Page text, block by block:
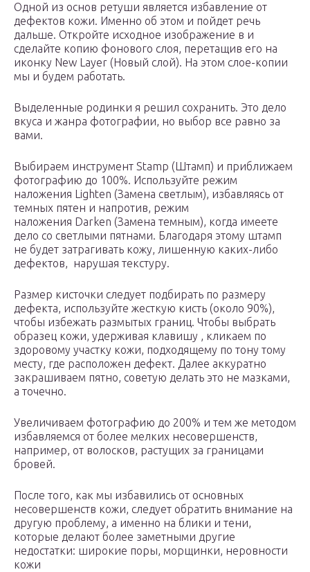
Одной из основ ретуши является избавление от
дефектов кожи. Именно об этом и пойдет речь
дальше. Откройте исходное изображение в и
сделайте копию фонового слоя, перетащив его на
иконку New Layer (Новый слой). На этом слое-копии
мы и будем работать.
Выделенные родинки я решил сохранить. Это дело
вкуса и жанра фотографии, но выбор все равно за
вами.
Выбираем инструмент Stamp (Штамп) и приближаем
фотографию до 100%. Используйте режим
наложения Lighten (Замена светлым), избавляясь от
темных пятен и напротив, режим
наложения Darken (Замена темным), когда имеете
дело со светлыми пятнами. Благодаря этому штамп
не будет затрагивать кожу, лишенную каких-либо
дефектов, нарушая текстуру.
Размер кисточки следует подбирать по размеру
дефекта, используйте жесткую кисть (около 90%),
чтобы избежать размытых границ. Чтобы выбрать
образец кожи, удерживая клавишу , кликаем по
здоровому участку кожи, подходящему по тону тому
месту, где расположен дефект. Далее аккуратно
закрашиваем пятно, советую делать это не мазками,
а точечно.
Увеличиваем фотографию до 200% и тем же методом
избавляемся от более мелких несовершенств,
например, от волосков, растущих за границами
бровей.
После того, как мы избавились от основных
несовершенств кожи, следует обратить внимание на
другую проблему, а именно на блики и тени,
которые делают более заметными другие
недостатки: широкие поры, морщинки, неровности
кожи